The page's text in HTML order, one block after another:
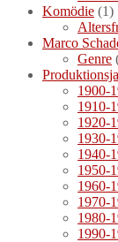
Komödie (1)
Marco
Genre
1900-
1910-
1920-
1930-
1940-
1950-
1960-
1970-
1980-
1990-